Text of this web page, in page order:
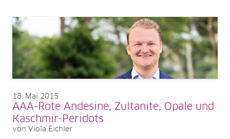
18 Mai 2015
AAA-Rote Andesine, Zultanite, Opale und
Kaschmir-Peridots
von Viola Eichler